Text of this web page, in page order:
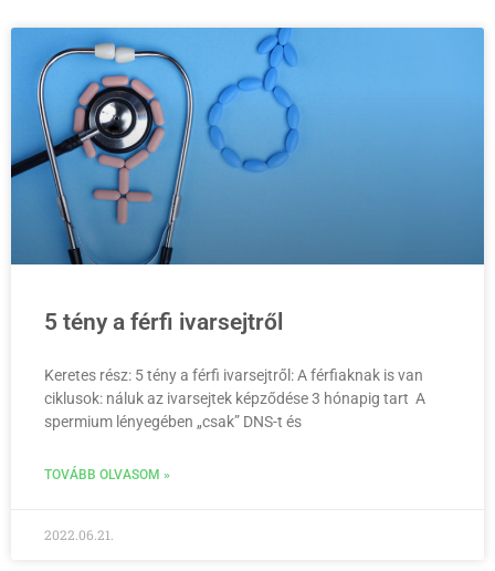
5 tény a férfi ivarsejtről
Keretes rész: 5 tény a férfi ivarsejtről: A férfiaknak is van
ciklusok: náluk az ivarsejtek képződése 3 hónapig tart A
spermium lényegében „csak” DNS-t és
TOVÁBB OLVASOM »
2022.06.21.